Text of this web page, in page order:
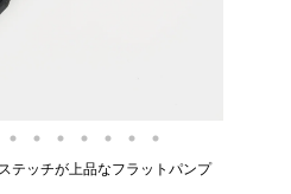
テッチが上品なフラットパンプ